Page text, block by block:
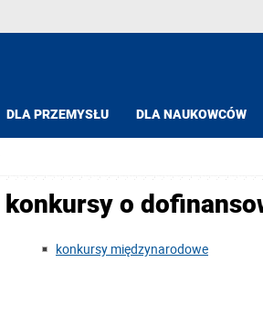
DLA PRZEMYSŁU DLA NAUKOWCÓW
konkursy o
konkursy międzynarodowe